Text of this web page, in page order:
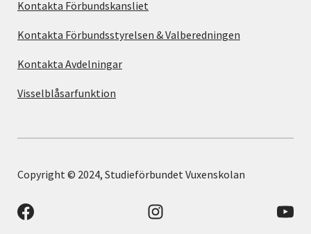
Kontakta Förbundskansliet
Kontakta Förbundsstyrelsen & Valberedningen
Kontakta Avdelningar
Visselblåsarfunktion
Copyright © 2024, Studieförbundet Vuxenskolan